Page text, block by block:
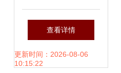
文化活动安排表出
炉，看看有没有你
查看详情
更新时间：2026-08-06
10:15:22